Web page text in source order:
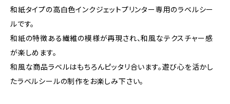
和紙タイプの高白色インクジェットプリンター専用のラベルシー
ルです。
和紙の特徴ある繊維の模様が再現され、和風なテクスチャー感
が楽しめます。
和風な商品ラベルはもちろんピッタリ合います。遊び心を活かし
たラベルシールの制作をお楽しみ下さい。